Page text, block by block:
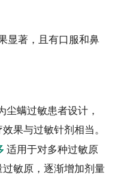
显著，且有口服和鼻
尘螨过敏患者设计，
果与过敏针剂相当。
适用于对多种过敏原
敏原，逐渐增加剂量